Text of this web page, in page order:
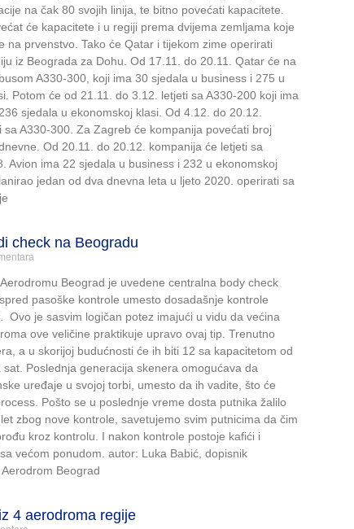
na čak 80 svojih linija, te bitno povećati kapacitete.
će kapacitete i u regiji prema dvijema zemljama koje
na prvenstvo. Tako će Qatar i tijekom zime operirati
iz Beograda za Dohu. Od 17.11. do 20.11. Qatar će na
A330-300, koji ima 30 sjedala u business i 275 u
Potom će od 21.11. do 3.12. letjeti sa A330-200 koji ima
sjedala u ekonomskoj klasi. Od 4.12. do 20.12.
sa A330-300. Za Zagreb će kompanija povećati broj
Od 20.11. do 20.12. kompanija će letjeti sa
Avion ima 22 sjedala u business i 232 u ekonomskoj
jedan od dva dnevna leta u ljeto 2020. operirati sa
check na Beogradu
Beograd je uvedene centralna body check
pasoške kontrole umesto dosadašnje kontrole
Ovo je sasvim logičan potez imajući u vidu da većina
ove veličine praktikuje upravo ovaj tip. Trenutno
a u skorijoj budućnosti će ih biti 12 sa kapacitetom od
sat. Poslednja generacija skenera omogućava da
uređaje u svojoj torbi, umesto da ih vadite, što će
Pošto se u poslednje vreme dosta putnika žalilo
zbog nove kontrole, savetujemo svim putnicima da čim
kroz kontrolu. I nakon kontrole postoje kafići i
većom ponudom. autor: Luka Babić, dopisnik
Beograd
4 aerodroma regije